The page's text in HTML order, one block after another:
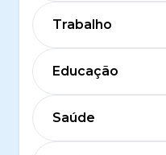
Trabalho
Educação
Saúde